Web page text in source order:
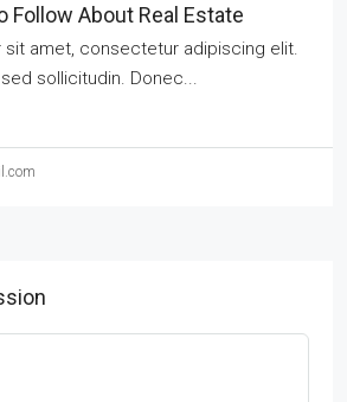
Follow About Real Estate
sit amet, consectetur adipiscing elit.
sollicitudin. Donec...